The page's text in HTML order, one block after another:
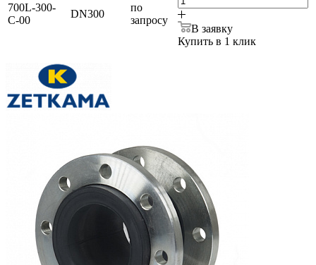
700L-300-
С-00
DN300
по
запросу
В заявку
Купить в 1 клик